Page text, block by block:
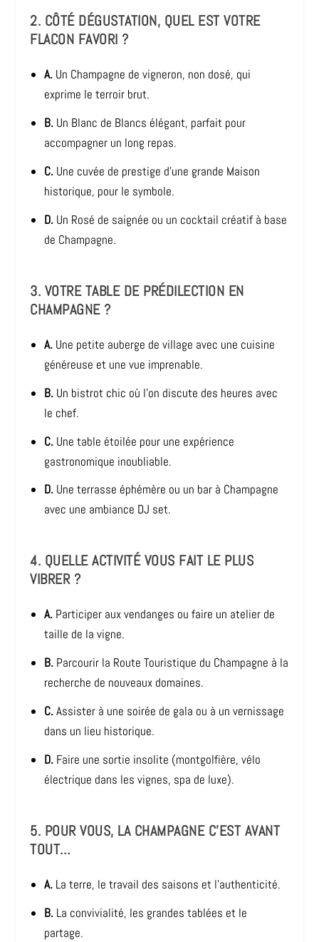
2. CÔTÉ DÉGUSTATION, QUEL EST VOTRE
FLACON FAVORI ?
A.Un Champagne de vigneron, non dosé, qui
exprime le terroir brut.
B.Un Blanc de Blancs élégant, parfait pour
accompagner un long repas.
C.Une cuvée de prestige d’une grande Maison
historique, pour le symbole.
D.Un Rosé de saignée ou un cocktail créatif à base
de Champagne.
3. VOTRE TABLE DE PRÉDILECTION EN
CHAMPAGNE ?
A.Une petite auberge de village avec une cuisine
généreuse et une vue imprenable.
B.Un bistrot chic où l’on discute des heures avec
le chef.
C.Une table étoilée pour une expérience
gastronomique inoubliable.
D.Une terrasse éphémère ou un bar à Champagne
avec une ambiance DJ set.
4. QUELLE ACTIVITÉ VOUS FAIT LE PLUS
VIBRER ?
A.Participer aux vendanges ou faire un atelier de
taille de la vigne.
B.Parcourir la Route Touristique du Champagne à la
recherche de nouveaux domaines.
C.Assister à une soirée de gala ou à un vernissage
dans un lieu historique.
D.Faire une sortie insolite (montgolfière, vélo
électrique dans les vignes, spa de luxe).
5. POUR VOUS, LA CHAMPAGNE C’EST AVANT
TOUT…
A.La terre, le travail des saisons et l’authenticité.
B.La convivialité, les grandes tablées et le
partage.